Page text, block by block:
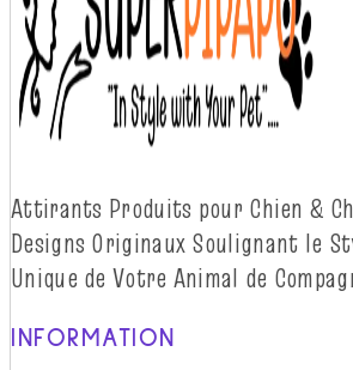
Attirants Produits pour Chien &
Designs Originaux Soulignant le
Unique de Votre Animal de
INFORMATION